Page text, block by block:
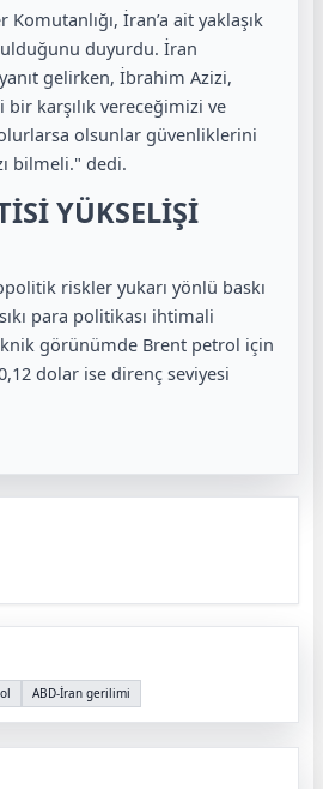
İran’a ait yaklaşık
duyurdu. İran
gelirken, İbrahim Azizi,
bir karşılık vereceğimizi ve
olsunlar güvenliklerini
bilmeli." dedi.
YÜKSELİŞİ
riskler yukarı yönlü baskı
para politikası ihtimali
görünümde Brent petrol için
dolar ise direnç seviyesi
ABD-İran gerilimi